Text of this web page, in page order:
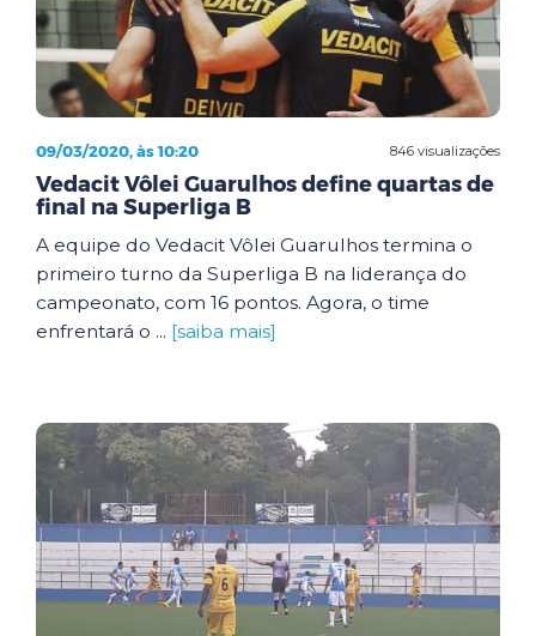
846 visualizações
09/03/2020, às 10:20
Vedacit Vôlei Guarulhos define quartas de
final na Superliga B
A equipe do Vedacit Vôlei Guarulhos termina o
primeiro turno da Superliga B na liderança do
campeonato, com 16 pontos. Agora, o time
enfrentará o ... [saiba mais]